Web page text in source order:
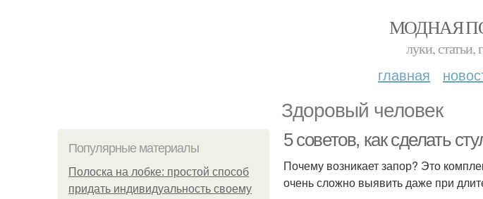
МОДНАЯ
луки, статьи,
главная
Здоровый человек
Популярные материалы
Полоска на лобке: простой способ
придать индивидуальность своему
5 советов, как сделать
Почему возникает запор? Это
очень сложно выявить даже при